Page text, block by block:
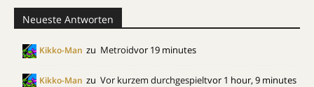
Neueste Antworten
Kikko-Man zu Metroidvor 19 minutes
Kikko-Man zu Vor kurzem durchgespieltvor 1 hour, 9 minutes